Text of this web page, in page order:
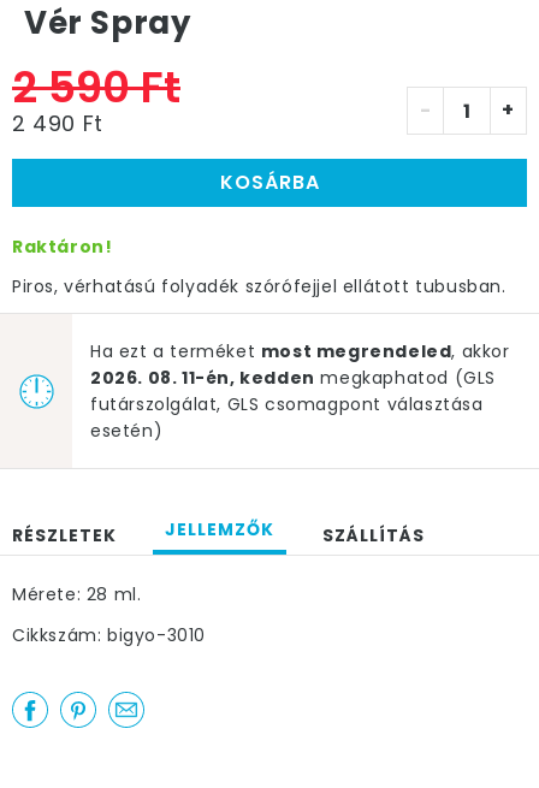
Vér Spray
2 590 Ft
2 490 Ft - +
KOSÁRBA
Raktáron!
Piros, vérhatású folyadék szórófejjel ellátott tubusban.
Ha ezt a terméket most megrendeled, akkor
2026. 08. 11-én, kedden megkaphatod (GLS
futárszolgálat, GLS csomagpont választása
esetén)
RÉSZLETEK JELLEMZŐK SZÁLLÍTÁS
Mérete: 28 ml.
Cikkszám: bigyo-3010